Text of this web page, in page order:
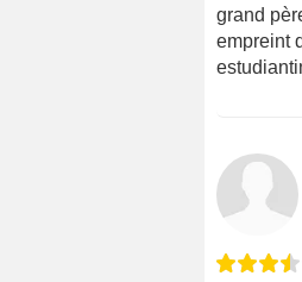
grand
empreint